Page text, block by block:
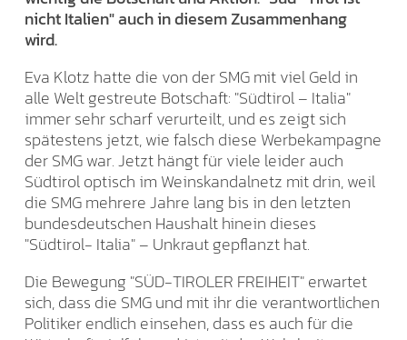
nicht Italien" auch in diesem Zusammenhang
wird.
Eva Klotz hatte die von der SMG mit viel Geld in
alle Welt gestreute Botschaft: "Südtirol – Italia"
immer sehr scharf verurteilt, und es zeigt sich
spätestens jetzt, wie falsch diese Werbekampagne
der SMG war. Jetzt hängt für viele leider auch
Südtirol optisch im Weinskandalnetz mit drin, weil
die SMG mehrere Jahre lang bis in den letzten
bundesdeutschen Haushalt hinein dieses
"Südtirol- Italia" – Unkraut gepflanzt hat.
Die Bewegung "SÜD-TIROLER FREIHEIT" erwartet
sich, dass die SMG und mit ihr die verantwortlichen
Politiker endlich einsehen, dass es auch für die